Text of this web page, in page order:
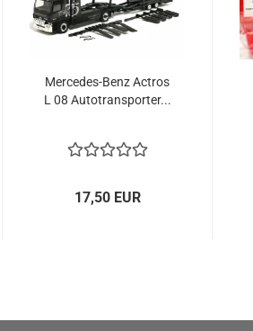
Mercedes-Benz Actros
L 08 Autotransporter...
17,50 EUR